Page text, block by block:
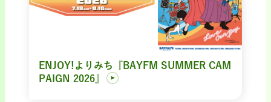
ENJOY!よりみち『BAYFM SUMMER CAM
PAIGN 2026』